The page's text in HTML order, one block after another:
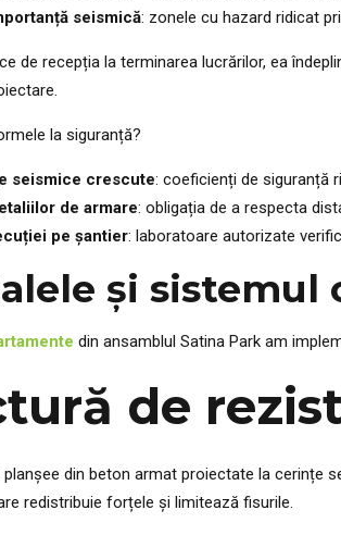
seismică: zonele cu hazard ridicat
de recepția la terminarea lucrărilor, ea
la siguranță?
seismice crescute: coeficienți de siguranță
de armare: obligația de a respecta
pe șantier: laboratoare autorizate
și
din ansamblul Satina Park am
de
planșee din beton armat proiectate la cerințe
redistribuie forțele și limitează fisurile.